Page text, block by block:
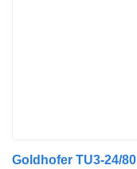
Goldhofer TU3-24/80